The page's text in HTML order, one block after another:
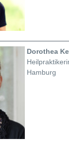
Dorothea
Hamburg